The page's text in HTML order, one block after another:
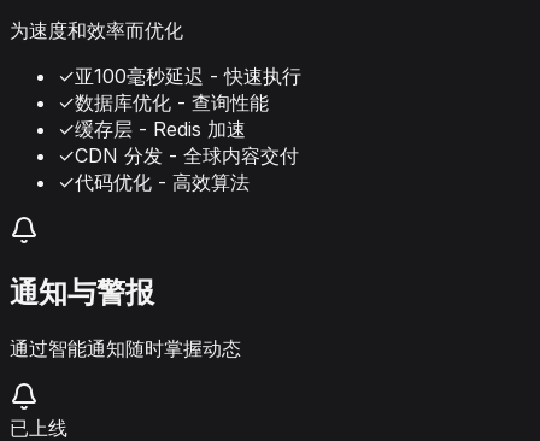
为速度和效率而优化
✓亚100毫秒延迟 - 快速执行
✓数据库优化 - 查询性能
✓缓存层 - Redis 加速
✓CDN 分发 - 全球内容交付
✓代码优化 - 高效算法
通知与警报
通过智能通知随时掌握动态
已上线